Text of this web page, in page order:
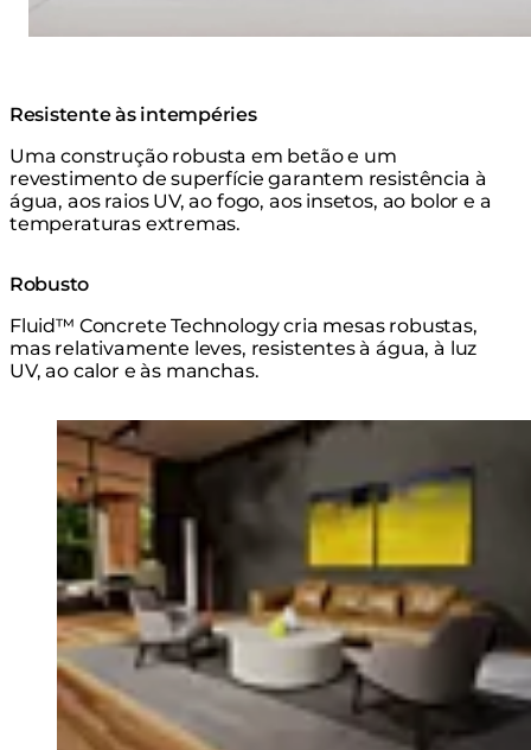
Resistente às intempéries
Uma construção robusta em betão e um
revestimento de superfície garantem resistência à
água, aos raios UV, ao fogo, aos insetos, ao bolor e a
temperaturas extremas.
Robusto
Fluid™ Concrete Technology cria mesas robustas,
mas relativamente leves, resistentes à água, à luz
UV, ao calor e às manchas.
Loading image...